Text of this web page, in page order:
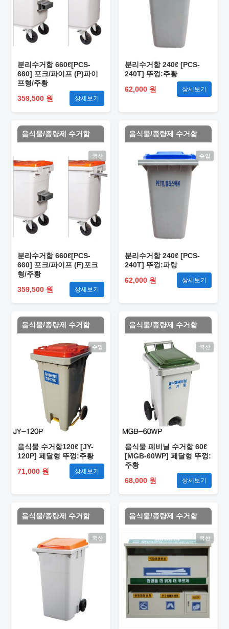
분리수거함 660ℓ[PCS-
660] 포크/파이프 (P)파이
프형/주황
359,500 원
상세보기
분리수거함 240ℓ [PCS-
240T] 뚜껑:주황
62,000 원
상세보기
음식물/종량제 수거함
국산
분리수거함 660ℓ[PCS-
660] 포크/파이프 (F)포크
형/주황
359,500 원
상세보기
음식물/종량제 수거함
수입
분리수거함 240ℓ [PCS-
240T] 뚜껑:파랑
62,000 원
상세보기
음식물/종량제 수거함
수입
음식물 수거함120ℓ [JY-
120P] 페달형 뚜껑:주황
71,000 원
상세보기
음식물/종량제 수거함
국산
음식물 폐비닐 수거함 60ℓ
[MGB-60WP] 페달형 뚜껑:
주황
68,000 원
상세보기
음식물/종량제 수거함
국산
음식물/종량제 수거함
국산